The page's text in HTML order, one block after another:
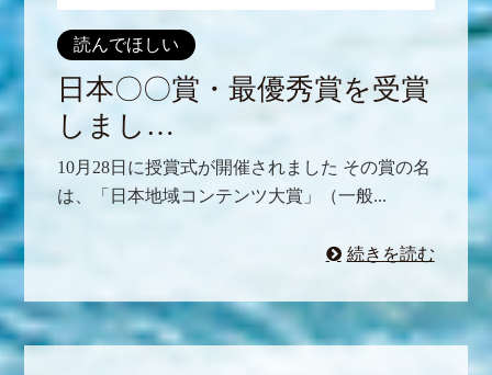
読んでほしい
日本〇〇賞・最優秀賞を受賞
しまし…
10月28日に授賞式が開催されました その賞の名
は、「日本地域コンテンツ大賞」（一般...
続きを読む